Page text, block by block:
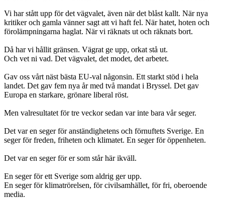
Vi har stått upp för det vägvalet, även när det blåst kallt. När nya
kritiker och gamla vänner sagt att vi haft fel. När hatet, hoten och
förolämpningarna haglat. När vi räknats ut och räknats bort.
Då har vi hållit gränsen. Vägrat ge upp, orkat stå ut.
Och vet ni vad. Det vägvalet, det modet, det arbetet.
Gav oss vårt näst bästa EU-val någonsin. Ett starkt stöd i hela
landet. Det gav fem nya år med två mandat i Bryssel. Det gav
Europa en starkare, grönare liberal röst.
Men valresultatet för tre veckor sedan var inte bara vår seger.
Det var en seger för anständighetens och förnuftets Sverige. En
seger för freden, friheten och klimatet. En seger för öppenheten.
Det var en seger för er som står här ikväll.
En seger för ett Sverige som aldrig ger upp.
En seger för klimatrörelsen, för civilsamhället, för fri, oberoende
media.